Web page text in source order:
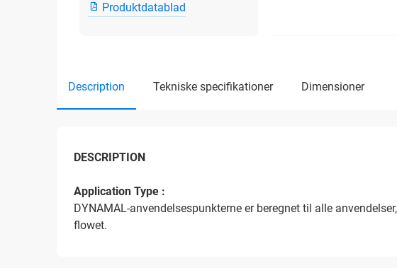
Produktdatablad
description tekniske specifikationer dimensioner
DESCRIPTION
Application Type :
DYNAMAL-anvendelsespunkterne er beregnet til alle
flowet.